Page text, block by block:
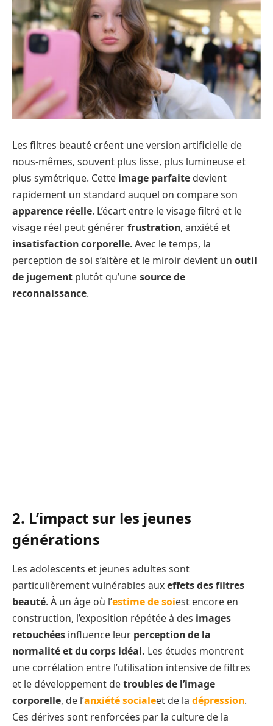
Les filtres beauté créent une version artificielle de
nous-mêmes, souvent plus lisse, plus lumineuse et
plus symétrique. Cette image parfaite devient
rapidement un standard auquel on compare son
apparence réelle. L’écart entre le visage filtré et le
visage réel peut générerfrustration, anxiété et
insatisfaction corporelle. Avec le temps, la
perception de soi s’altère et le miroir devient un outil
de jugement plutôt qu’unesource de
reconnaissance.
2. L’impact sur les jeunes
générations
Les adolescents et jeunes adultes sont
particulièrement vulnérables auxeffets des filtres
beauté. À un âge où l’estime de soiest encore en
construction, l’exposition répétée à des images
retouchées influence leur perception de la
normalité et du corps idéal. Les études montrent
une corrélation entre l’utilisation intensive de filtres
et le développement detroubles de l’image
corporelle, de l’anxiété socialeet de la dépression.
Ces dérives sont renforcées par la culture de la